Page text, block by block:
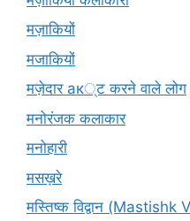
मज़ाकियों
मजाकियों
मज़ेदार ак्ट करने वाले लोग
मनोरंजक कलाकार
मनोहारी
मसख़रे
मस्तिष्क विद्वान (Mastishk